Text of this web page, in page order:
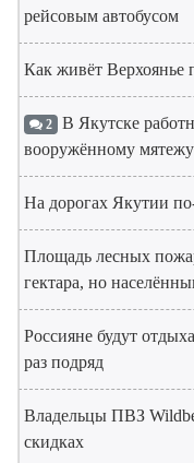
рейсовым автобусом
Как живёт Верхоянье
2 В Якутске
вооружённому мятежу
На дорогах Якутии
Площадь лесных
гектара, но
Россияне будут
раз подряд
Владельцы ПВЗ
скидках